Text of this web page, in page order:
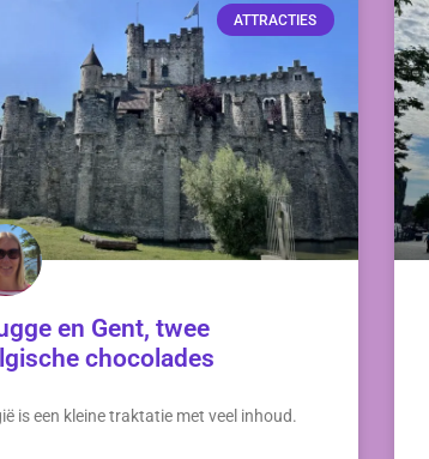
ATTRACTIES
en Gent, twee
chocolades
is een kleine traktatie met veel inhoud.